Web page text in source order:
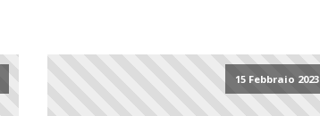
15 Febbraio 2023